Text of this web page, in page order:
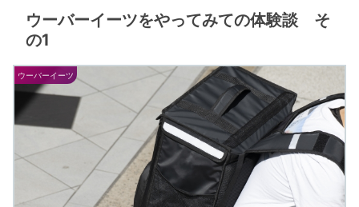
ウーバーイーツをやってみての体験談 そ
の1
ウーバーイーツ